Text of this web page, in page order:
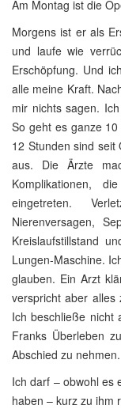
Am Montag ist die
Morgens ist er als
und laufe wie
Erschöpfung. Und
alle meine Kraft.
mir nichts sagen.
So geht es ganze
12 Stunden sind seit
aus. Die Ärzte
Komplikationen,
eingetreten.
Nierenversagen,
Kreislaufstillstand
Lungen-Maschine.
glauben. Ein Arzt
verspricht aber
Ich beschließe nicht
Franks Überleben
Abschied zu nehmen.
Ich darf – obwohl es
haben – kurz zu ihm